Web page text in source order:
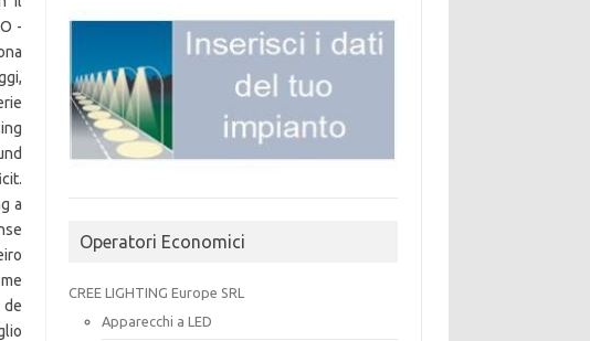
-
a
de
Operatori Economici
CREE LIGHTING Europe SRL
Apparecchi a LED